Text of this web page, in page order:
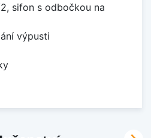
sifon s odbočkou na
výpusti